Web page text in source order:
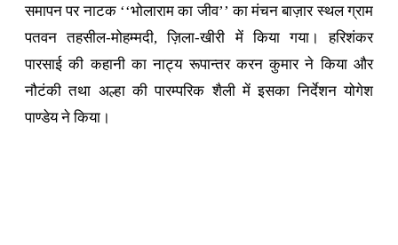
समापन पर नाटक ‘‘भोलाराम का जीव’’ का मंचन बाज़ार स्थल ग्राम
पतवन तहसील-मोहम्मदी, ज़िला-खीरी में किया गया। हरिशंकर
पारसाई की कहानी का नाट्य रूपान्तर करन कुमार ने किया और
नौटंकी तथा अल्हा की पारम्परिक शैली में इसका निर्देशन योगेश
पाण्डेय ने किया।